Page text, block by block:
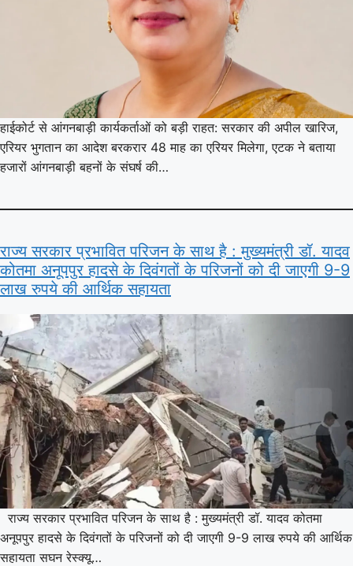
हाईकोर्ट से आंगनबाड़ी कार्यकर्ताओं को बड़ी राहत: सरकार की अपील खारिज,
एरियर भुगतान का आदेश बरकरार 48 माह का एरियर मिलेगा, एटक ने बताया
हजारों आंगनबाड़ी बहनों के संघर्ष की…
राज्य सरकार प्रभावित परिजन के साथ है : मुख्यमंत्री डॉ. यादव
कोतमा अनूपपुर हादसे के दिवंगतों के परिजनों को दी जाएगी 9-9
लाख रुपये की आर्थिक सहायता
राज्य सरकार प्रभावित परिजन के साथ है : मुख्यमंत्री डॉ. यादव कोतमा
अनूपपुर हादसे के दिवंगतों के परिजनों को दी जाएगी 9-9 लाख रुपये की आर्थिक
सहायता सघन रेस्क्यू…